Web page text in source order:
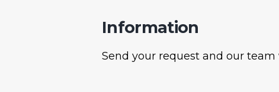
Information
Send your request and our